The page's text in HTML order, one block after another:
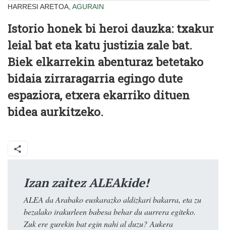
HARRESI ARETOA, AGURAIN
Istorio honek bi heroi dauzka: txakur
leial bat eta katu justizia zale bat.
Biek elkarrekin abenturaz betetako
bidaia zirraragarria egingo dute
espaziora, etxera ekarriko dituen
bidea aurkitzeko.
Izan zaitez ALEAkide!
ALEA da Arabako euskarazko aldizkari bakarra, eta zu
bezalako irakurleen babesa behar du aurrera egiteko.
Zuk ere gurekin bat egin nahi al duzu? Aukera